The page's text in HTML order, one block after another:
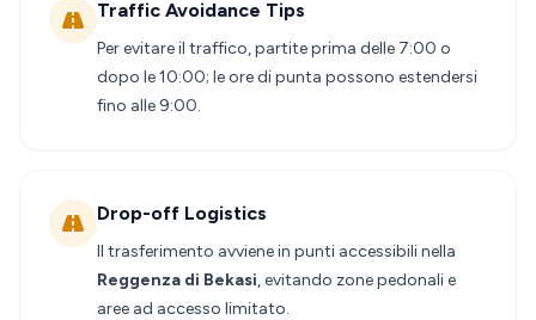
Traffic Avoidance Tips
Per evitare il traffico, partite prima delle 7:00 o
dopo le 10:00; le ore di punta possono estendersi
fino alle 9:00.
Drop-off Logistics
Il trasferimento avviene in punti accessibili nella
Reggenza di Bekasi, evitando zone pedonali e
aree ad accesso limitato.